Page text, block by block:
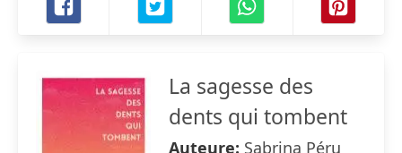
La sagesse des
dents qui tombent
Auteure: Sabrina Péru